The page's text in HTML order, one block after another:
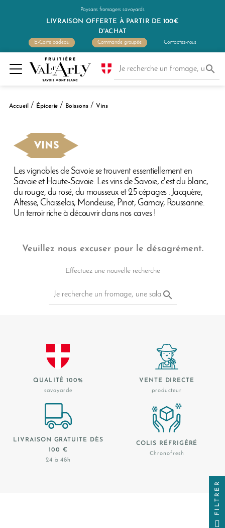
Paysans fromagers savoyards
LIVRAISON OFFERTE À PARTIR DE 100€
D'ACHAT
E-Carte cadeau Commande groupée Contactez-nous

Accueil Épicerie Boissons Vins
VINS
Les vignobles de Savoie se trouvent essentiellement en
Savoie et Haute-Savoie. Les vins de Savoie, c'est du blanc,
du rouge, du rosé, du mousseux et 25 cépages : Jacquère,
Altesse, Chasselas, Mondeuse, Pinot, Gamay, Roussanne.
Un terroir riche à découvrir dans nos caves !
Veuillez nous excuser pour le désagrément.
Effectuez une nouvelle recherche

Rechercher
QUALITÉ 100%
savoyarde
VENTE DIRECTE
producteur
LIVRAISON GRATUITE DÈS
100 €
24 à 48h
COLIS RÉFRIGÉRÉ
Chronofresh
FILTRER